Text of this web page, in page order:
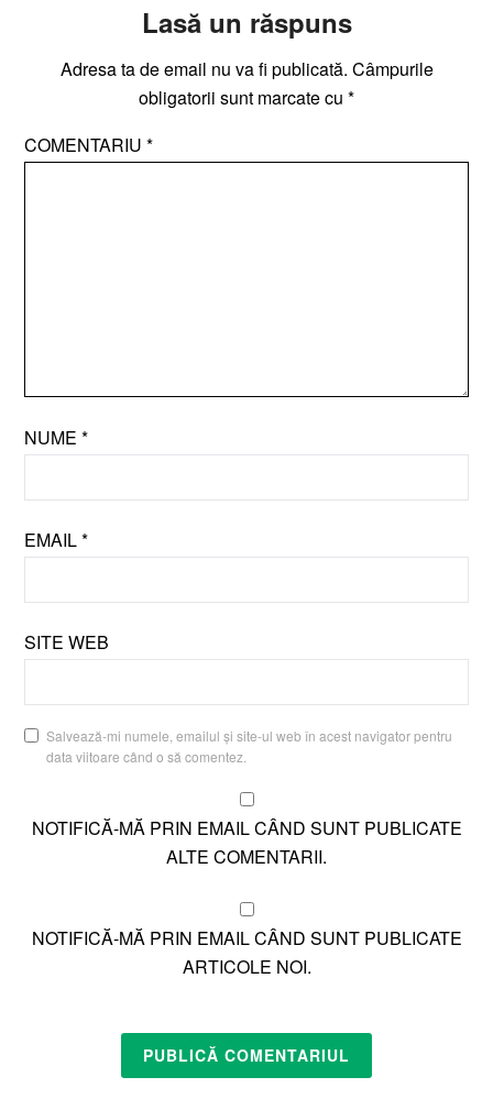
Lasă un răspuns
Adresa ta de email nu va fi publicată. Câmpurile
obligatorii sunt marcate cu *
COMENTARIU*
NUME*
EMAIL*
SITE WEB
Salvează-mi numele, emailul și site-ul web în acest navigator pentru
data viitoare când o să comentez.
NOTIFICĂ-MĂ PRIN EMAIL CÂND SUNT PUBLICATE
ALTE COMENTARII.
NOTIFICĂ-MĂ PRIN EMAIL CÂND SUNT PUBLICATE
ARTICOLE NOI.